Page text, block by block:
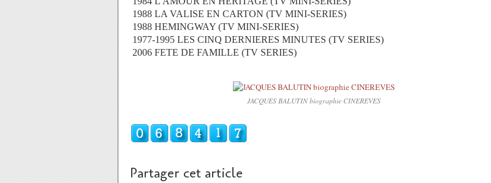
1988 LA VALISE EN CARTON (TV MINI-SERIES)
1988 HEMINGWAY (TV MINI-SERIES)
1977-1995 LES CINQ DERNIERES MINUTES (TV SERIES)
2006 FETE DE FAMILLE (TV SERIES)
JACQUES BALUTIN biographie CINEREVES
Partager cet article